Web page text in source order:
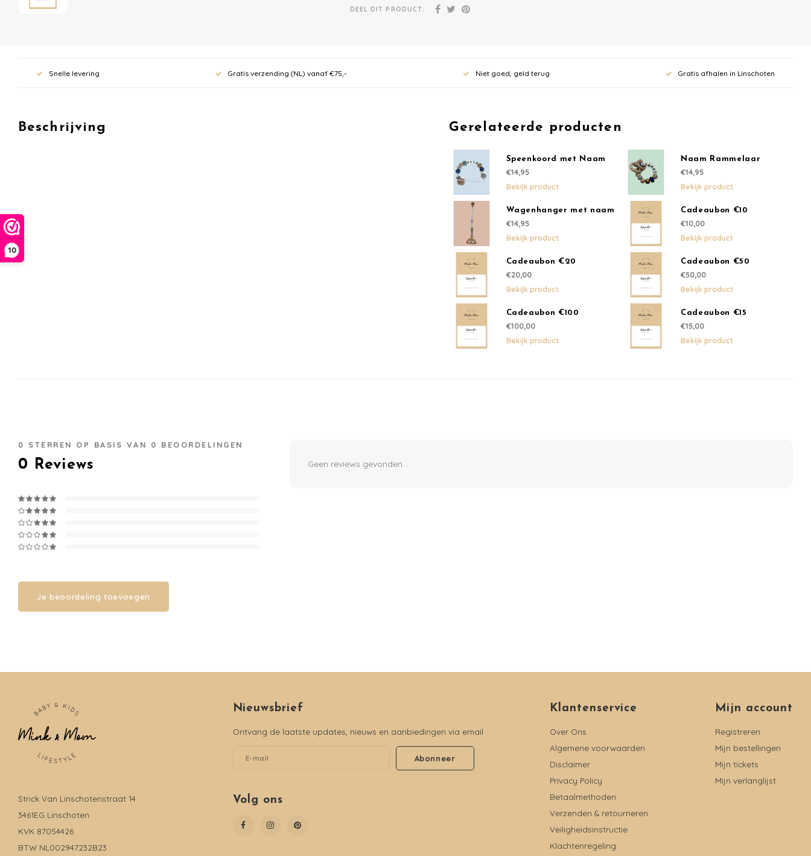
nieuwsbrief en krijg
10% korting op je
eerste bestelling vanaf
70 euro.
Ontvang de laatste updates, nieuws en aanbiedingen via email
Abonneer
10
DEEL DIT PRODUCT:
Snelle levering Gratis verzending (NL) vanaf €75,- Niet goed, geld terug Gratis afhalen in Linschoten
Beschrijving Gerelateerde producten
Speenkoord met Naam
€14,95
Bekijk product
Naam Rammelaar
€14,95
Bekijk product
Wagenhanger met naam
€14,95
Bekijk product
Cadeaubon €10
€10,00
Bekijk product
Cadeaubon €20
€20,00
Bekijk product
Cadeaubon €50
€50,00
Bekijk product
Cadeaubon €100
€100,00
Bekijk product
Cadeaubon €15
€15,00
Bekijk product
0 STERREN OP BASIS VAN 0 BEOORDELINGEN
0 Reviews
Je beoordeling toevoegen
Geen reviews gevonden...
Strick Van Linschotenstraat 14
3461EG Linschoten
KVK 87054426
BTW NL002947232B23
Nieuwsbrief
Ontvang de laatste updates, nieuws en aanbiedingen via email
Abonneer
Volg ons
Klantenservice
Over Ons
Algemene voorwaarden
Disclaimer
Privacy Policy
Betaalmethoden
Verzenden & retourneren
Veiligheidsinstructie
Klachtenregeling
Mijn account
Registreren
Mijn bestellingen
Mijn tickets
Mijn verlanglijst